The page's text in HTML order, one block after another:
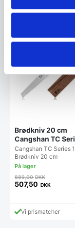
Vi prismatcher
Brødkniv 20 cm
Cangshan TC
1021004
Cangshan TC Series
Brødkniv 20 cm
889,00DKKDen
var:
889,00
507,50 DKK
aktuelle
prisVi prismatcher